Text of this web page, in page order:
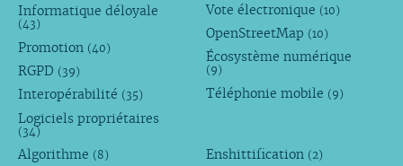
Informatique déloyale
(43)
Promotion (40)
RGPD (39)
Interopérabilité (35)
Logiciels propriétaires
(34)
Vote électronique (10)
OpenStreetMap (10)
Écosystème numérique
(9)
Téléphonie mobile (9)
Algorithme (8) Enshittification (2)